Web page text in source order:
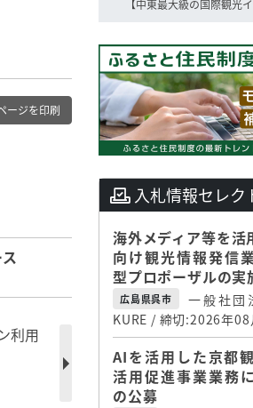
ージを印刷
利用
【中東最大級の国際観光
入札情報セレク
海外メディア等を活
向け観光情報発信
型プロポーザルの実
広島県呉市
一般社団
KURE / 締切:2026年08
AIを活用した京都
活用促進事業業務
の公募